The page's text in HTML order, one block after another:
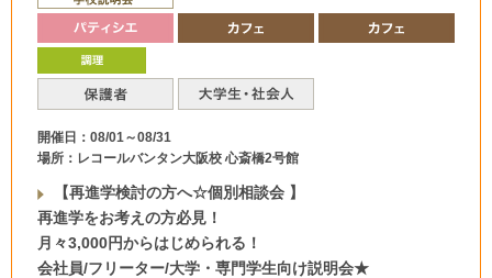
開催日：08/01～08/31
場所：レコールバンタン大阪校 心斎橋2号館
【再進学検討の方へ☆個別相談会 】
再進学をお考えの方必見！
月々3,000円からはじめられる！
会社員/フリーター/大学・専門学生向け説明会★